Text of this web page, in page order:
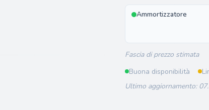
Ammortizzatore
Fascia di prezzo stimata
Buona disponibilità
Ultimo aggiornamento: